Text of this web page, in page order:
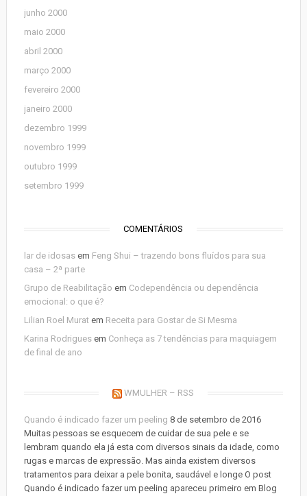
junho 2000
maio 2000
abril 2000
março 2000
fevereiro 2000
janeiro 2000
dezembro 1999
novembro 1999
outubro 1999
setembro 1999
COMENTÁRIOS
lar de idosasem Feng Shui – trazendo bons fluídos para sua
casa – 2ª parte
Grupo de Reabilitação em Codependência ou dependência
emocional: o que é?
Lilian Roel Muratem Receita para Gostar de Si Mesma
Karina Rodriguesem Conheça as 7 tendências para maquiagem
de final de ano
WMULHER – RSS
Quando é indicado fazer um peeling 8 de setembro de 2016
Muitas pessoas se esquecem de cuidar de sua pele e se
lembram quando ela já esta com diversos sinais da idade, como
rugas e marcas de expressão. Mas ainda existem diversos
tratamentos para deixar a pele bonita, saudável e longe O post
Quando é indicado fazer um peeling apareceu primeiro em Blog